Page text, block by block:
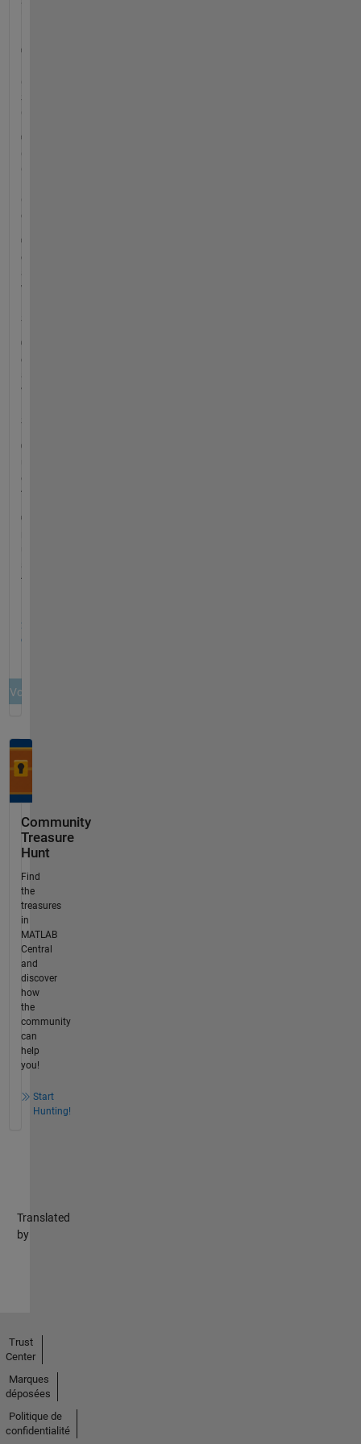
Community
Treasure
Hunt
Find
the
treasures
in
MATLAB
Central
and
discover
how
the
community
can
help
you!
Start
Hunting!
Translated
by
Trust
Center
Marques
déposées
Politique de
confidentialité